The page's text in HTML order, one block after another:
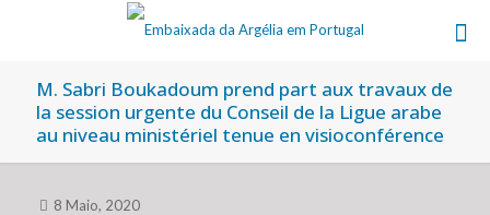
M. Sabri Boukadoum prend part aux travaux de
la session urgente du Conseil de la Ligue arabe
au niveau ministériel tenue en visioconférence
8 Maio, 2020